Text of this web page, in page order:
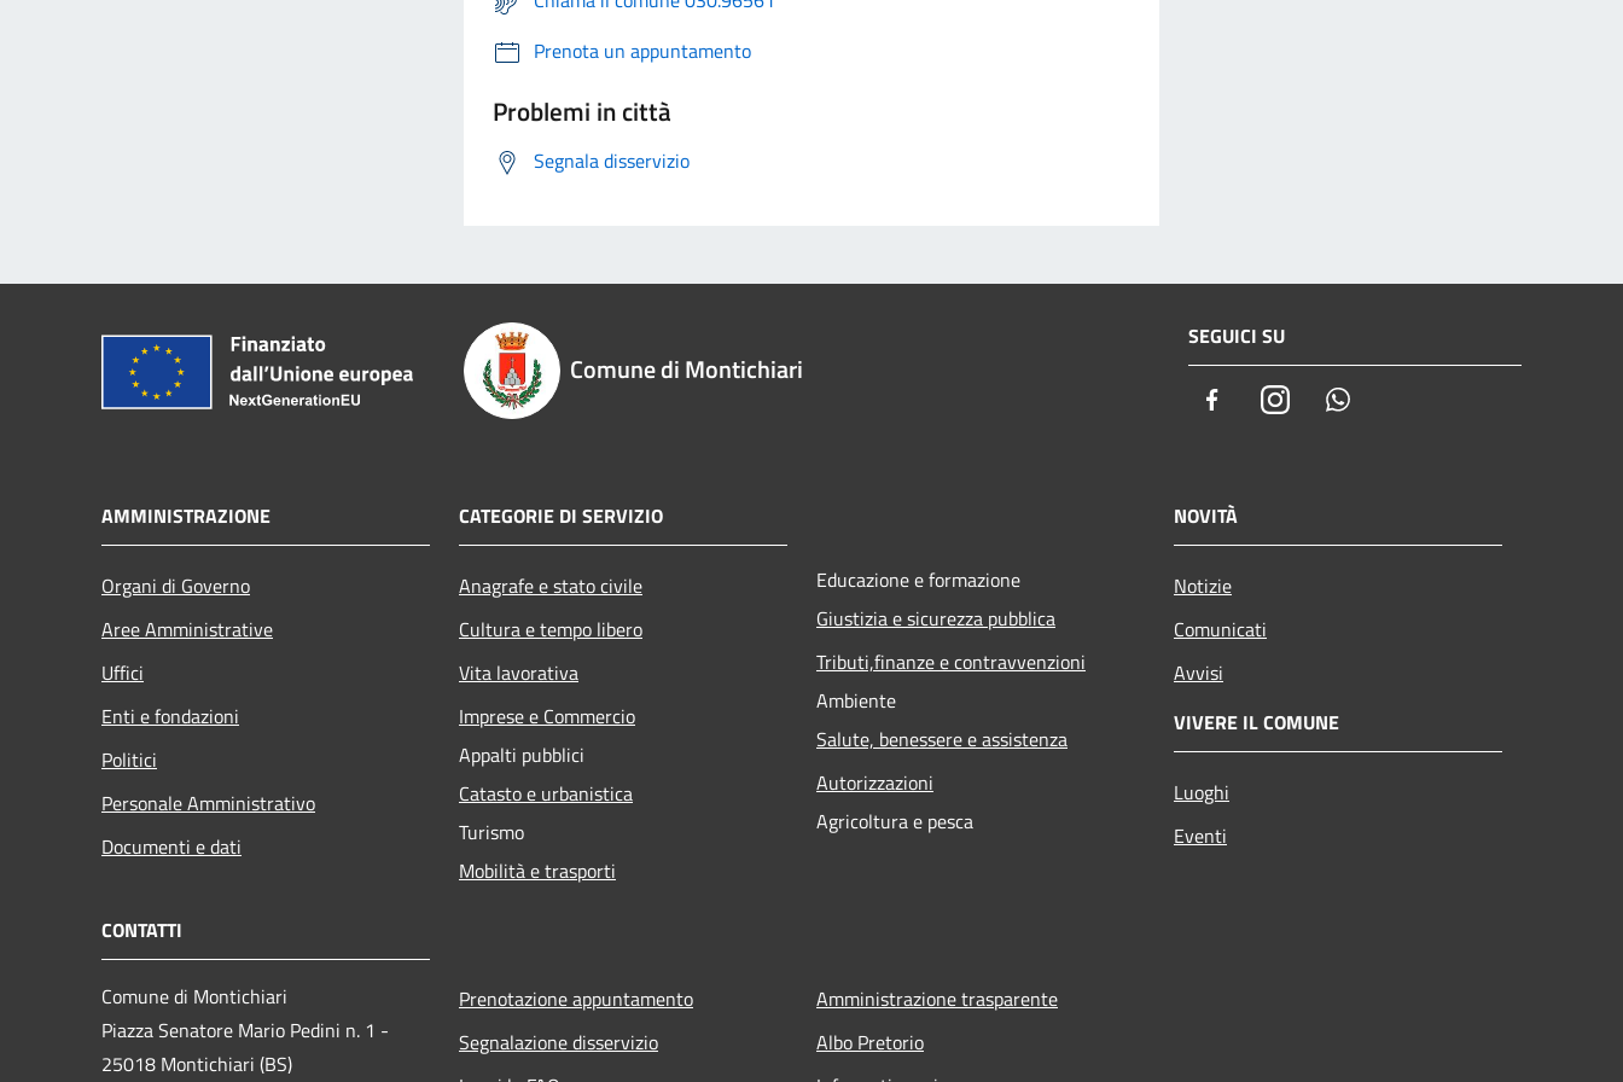
Prenota un appuntamento
Problemi in città
Segnala disservizio
Comune di Montichiari
SEGUICI SU
FacebookInstagram
AMMINISTRAZIONE
Organi di Governo
Aree Amministrative
Uffici
Enti e fondazioni
Politici
Personale Amministrativo
Documenti e dati
CATEGORIE DI SERVIZIO
Anagrafe e stato civile
Cultura e tempo libero
Vita lavorativa
Imprese e Commercio
Appalti pubblici
Catasto e urbanistica
Turismo
Mobilità e trasporti
Educazione e formazione
Giustizia e sicurezza pubblica
Tributi,finanze e contravvenzioni
Ambiente
Salute, benessere e assistenza
Autorizzazioni
Agricoltura e pesca
NOVITÀ
Notizie
Comunicati
Avvisi
VIVERE IL COMUNE
Luoghi
Eventi
CONTATTI
Comune di Montichiari
Piazza Senatore Mario Pedini n. 1 -
25018 Montichiari (BS)
Prenotazione appuntamento
Segnalazione disservizio
Amministrazione trasparente
Albo Pretorio